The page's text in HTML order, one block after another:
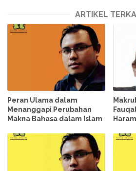
ARTIKEL
Peran Ulama dalam
Menanggapi Perubahan
Makna Bahasa dalam Islam
Haram